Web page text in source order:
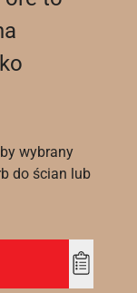
wybrany
do ścian lub
Add